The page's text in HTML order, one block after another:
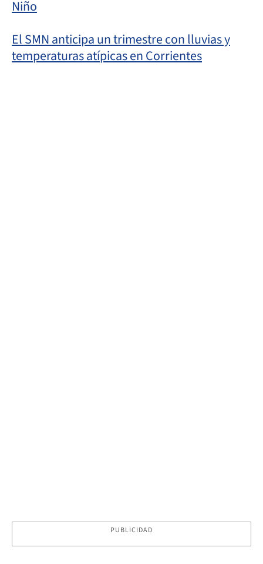
Niño
El SMN anticipa un trimestre con lluvias y
temperaturas atípicas en Corrientes
PUBLICIDAD